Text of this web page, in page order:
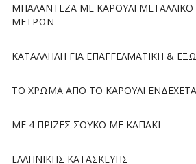
ΜΠΑΛΑΝΤΕΖΑ ΜΕ ΚΑΡΟΥΛΙ ΜΕΤΑΛΛΙΚΟ
ΜΕΤΡΩΝ
ΚΑΤΑΛΛΗΛΗ ΓΙΑ ΕΠΑΓΓΕΛΜΑΤΙΚΗ &
ΤΟ ΧΡΩΜΑ ΑΠΟ ΤΟ ΚΑΡΟΥΛΙ
ΜΕ 4 ΠΡΙΖΕΣ ΣΟΥΚΟ ΜΕ ΚΑΠΑΚΙ
ΕΛΛΗΝΙΚΗΣ ΚΑΤΑΣΚΕΥΗΣ